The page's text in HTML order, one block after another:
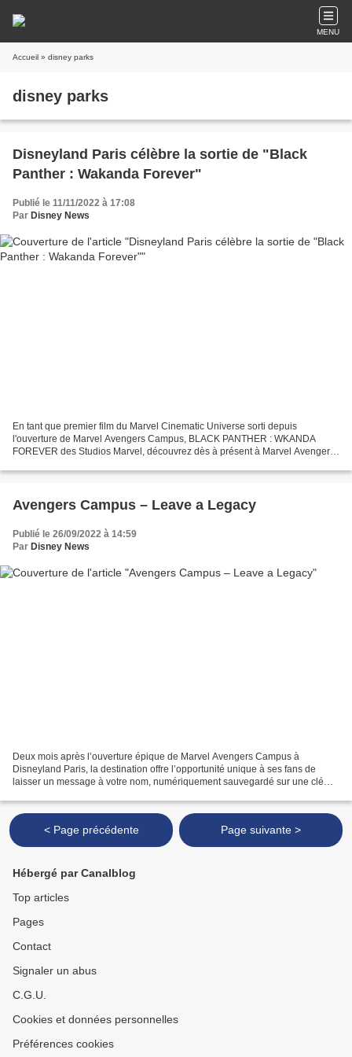
MENU
Accueil » disney parks
disney parks
Disneyland Paris célèbre la sortie de "Black
Panther : Wakanda Forever"
Publié le 11/11/2022 à 17:08
Par Disney News
En tant que premier film du Marvel Cinematic Universe sorti depuis
l'ouverture de Marvel Avengers Campus, BLACK PANTHER : WKANDA
FOREVER des Studios Marvel, découvrez dès à présent à Marvel Avengers
Avengers Campus – Leave a Legacy
Publié le 26/09/2022 à 14:59
Par Disney News
Deux mois après l’ouverture épique de Marvel Avengers Campus à
Disneyland Paris, la destination offre l’opportunité unique à ses fans de
laisser un message à votre nom, numériquement sauvegardé sur une clé
< Page précédente Page suivante >
Hébergé par Canalblog
Top articles
Pages
Contact
Signaler un abus
C.G.U.
Cookies et données personnelles
Préférences cookies